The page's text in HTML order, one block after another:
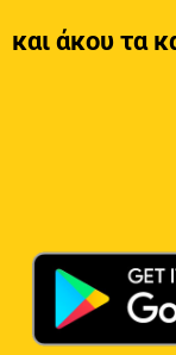
και άκου τα